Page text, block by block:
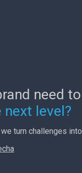
need to
next level?
we turn challenges into